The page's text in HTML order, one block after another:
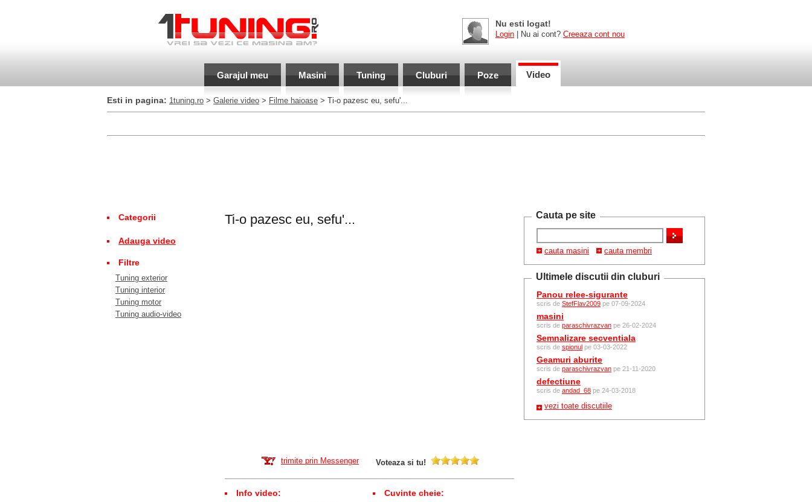
Nu esti logat!
Login | Nu ai cont? Creeaza cont nou
Garajul meu Masini Tuning Cluburi Poze Video
Esti in pagina: 1tuning.ro > Galerie video > Filme haioase > Ti-o pazesc eu, sefu'...
Cauta pe site
cauta masini cauta membri
Ultimele discutii din cluburi
Panou relee-sigurante
scris de StefFlav2009 pe 07-09-2024
masini
scris de paraschivrazvan pe 26-02-2024
Semnalizare secventiala
scris de spionul pe 03-03-2022
Geamuri aburite
scris de paraschivrazvan pe 21-11-2020
defectiune
scris de andad_68 pe 24-03-2018
vezi toate discutiile
Categorii
Adauga video
Filtre
Tuning exterior
Tuning interior
Tuning motor
Tuning audio-video
Ti-o pazesc eu, sefu'...
trimite prin Messenger Voteaza si tu!
Info video: Cuvinte cheie: